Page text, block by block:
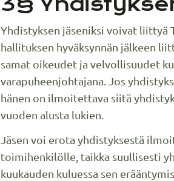
Yhdistyksen jäseniksi voivat liittyä
hallituksen hyväksynnän jälkeen
samat oikeudet ja velvollisuudet
varapuheenjohtajana. Jos
hänen on ilmoitettava siitä
vuoden alusta lukien.
Jäsen voi erota yhdistyksestä
toimihenkilölle, taikka suullisesti
kuukauden kuluessa sen